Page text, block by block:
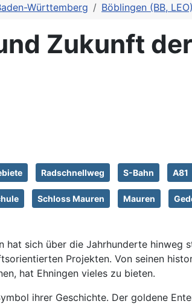
Württemberg Böblingen (BB, LEO)
Zukunft
Radschnellweg S-Bahn A81
Schloss Mauren Mauren
hat sich über die Jahrhunderte
Projekten. Von seinen
hat Ehningen vieles zu bieten.
ihrer Geschichte. Der goldene